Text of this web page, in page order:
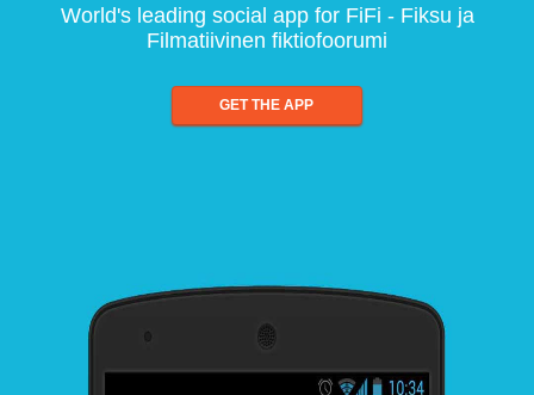
World's leading social app for FiFi - Fiksu ja
Filmatiivinen fiktiofoorumi
GET THE APP